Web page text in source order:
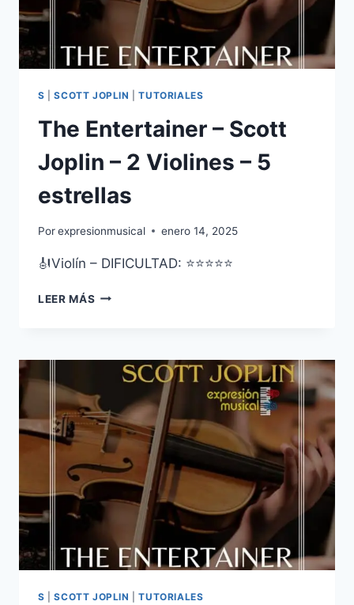
S |SCOTT JOPLIN |TUTORIALES
The Entertainer – Scott
Joplin – 2 Violines – 5
estrellas
Porexpresionmusical enero 14, 2025
🎻Violín – DIFICULTAD: ⭐⭐⭐⭐⭐
LEER MÁS THE
JOPLIN
2
VIOLINES
–
5
ESTRELLAS
S |SCOTT JOPLIN |TUTORIALES